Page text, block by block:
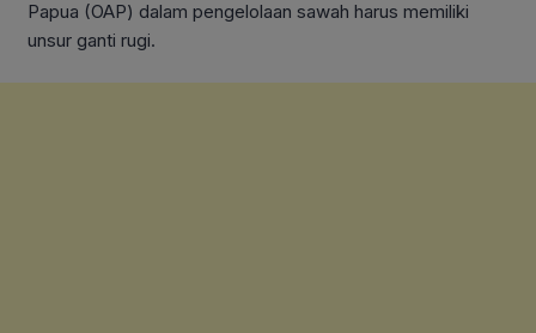
Papua (OAP) dalam pengelolaan sawah harus memiliki
unsur ganti rugi.